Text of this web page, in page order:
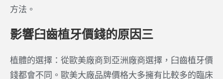
方法。
影響臼齒植牙價錢的原因三
植體的選擇：從歐美廠商到亞洲廠商選擇，臼齒植牙價
錢都會不同。歐美大廠品牌價格大多擁有比較多的臨床